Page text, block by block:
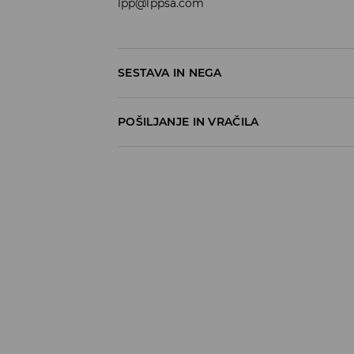
lpp@lppsa.com
SESTAVA IN NEGA
POŠILJANJE IN VRAČILA